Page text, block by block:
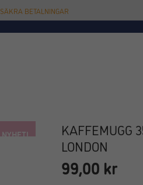
SÄKRA BETALNINGAR
BAR DELIKATESSER
NYHET!
KAFFEMUGG
LONDON
99,00 kr